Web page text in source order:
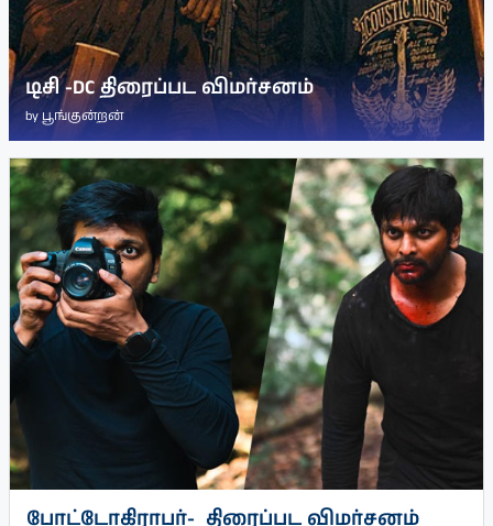
டிசி -DC திரைப்பட விமர்சனம்
by பூங்குன்றன்
போட்டோகிராபர்- ‌ திரைப்பட விமர்சனம்